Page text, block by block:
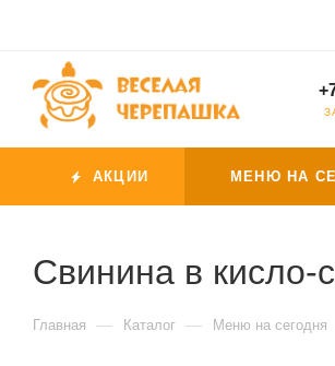
АКЦИИ МЕНЮ НА
Свинина в кисло-
Главная — Каталог — Меню на сегодня